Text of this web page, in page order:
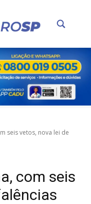
seis vetos, nova lei de
com seis